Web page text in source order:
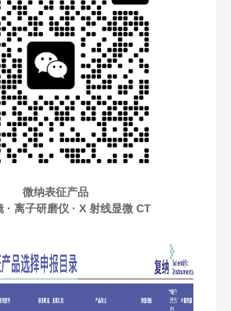
微纳表征产品
· 离子研磨仪 · X 射线显微 CT